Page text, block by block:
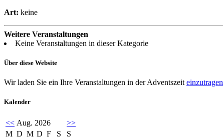
Art: keine
Weitere Veranstaltungen
Keine Veranstaltungen in dieser Kategorie
Über diese Website
Wir laden Sie ein Ihre Veranstaltungen in der Adventszeit einzutragen
Kalender
<< Aug. 2026
>>
M D M D F S
S